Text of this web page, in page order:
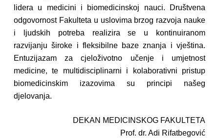
lidera u medicini i biomedicinskoj nauci. Društvena
odgovornost Fakulteta u uslovima brzog razvoja nauke
i ljudskih potreba realizira se u kontinuiranom
razvijanju široke i fleksibilne baze znanja i vještina.
Entuzijazam za cjeloživotno učenje i umjetnost
medicine, te multidisciplinarni i kolaborativni pristup
biomedicinskim izazovima su principi našeg
djelovanja.
DEKAN MEDICINSKOG FAKULTETA
Prof. dr. Adi Rifatbegović